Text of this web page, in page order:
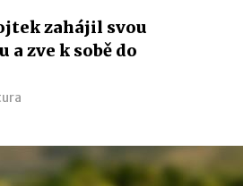
zahájil svou
a zve k sobě do